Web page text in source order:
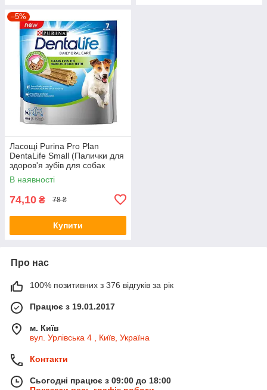
–5%
Ласощі Purina Pro Plan
DentaLife Small (Палички для
здоров'я зубів для собак
малих порід) 115г
В наявності
74,10 ₴ 78 ₴
Купити
Про нас
100% позитивних з 376 відгуків за рік
Працює з 19.01.2017
м. Київ
вул. Урлівська 4 , Київ, Україна
Контакти
Сьогодні працює з 09:00 до 18:00